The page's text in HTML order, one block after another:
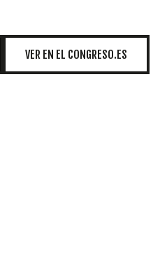
VER EN EL CONGRESO.ES